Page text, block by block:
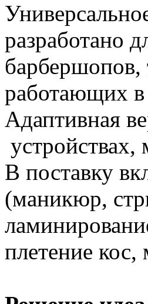
разработано
барбершопов,
работающих в
Адаптивная
В поставку
(маникюр,
плетение